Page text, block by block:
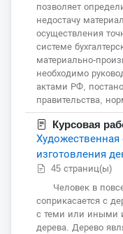
позволяет
недостачу
осуществления
системе
материально-
необходимо
актами РФ,
правительства,
Курсовая
Художественная
изготовления
45 страниц(ы)
Человек в
соприкасается с
с теми или иными
дерева. Дерево